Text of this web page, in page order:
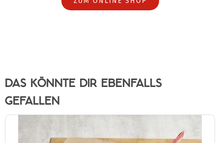
DAS KÖNNTE DIR EBENFALLS
GEFALLEN